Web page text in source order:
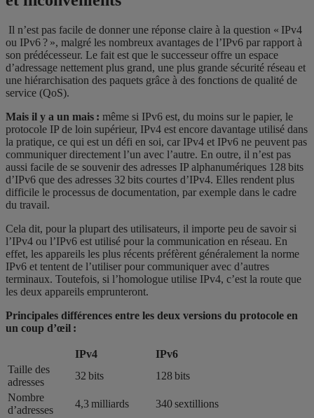
Il n’est pas facile de donner une réponse claire à la question « IPv4
ou IPv6 ? », malgré les nombreux avantages de l’IPv6 par rapport à
son prédécesseur. Le fait est que le successeur offre un espace
d’adressage nettement plus grand, une plus grande sécurité réseau et
une hiérarchisation des paquets grâce à des fonctions de qualité de
service (QoS).
Mais il y a un mais : même si IPv6 est, du moins sur le papier, le
protocole IP de loin supérieur, IPv4 est encore davantage utilisé dans
la pratique, ce qui est un défi en soi, car IPv4 et IPv6 ne peuvent pas
communiquer directement l’un avec l’autre. En outre, il n’est pas
aussi facile de se souvenir des adresses IP alphanumériques 128 bits
d’IPv6 que des adresses 32 bits courtes d’IPv4. Elles rendent plus
difficile le processus de documentation, par exemple dans le cadre
du travail.
Cela dit, pour la plupart des utilisateurs, il importe peu de savoir si
l’IPv4 ou l’IPv6 est utilisé pour la communication en réseau. En
effet, les appareils les plus récents préfèrent généralement la norme
IPv6 et tentent de l’utiliser pour communiquer avec d’autres
terminaux. Toutefois, si l’homologue utilise IPv4, c’est la route que
les deux appareils emprunteront.
Principales différences entre les deux versions du protocole en
un coup d’œil :
IPv4
IPv6
Taille des
adresses
32 bits
128 bits
Nombre
d’adresses
4,3 milliards 340 sextillions